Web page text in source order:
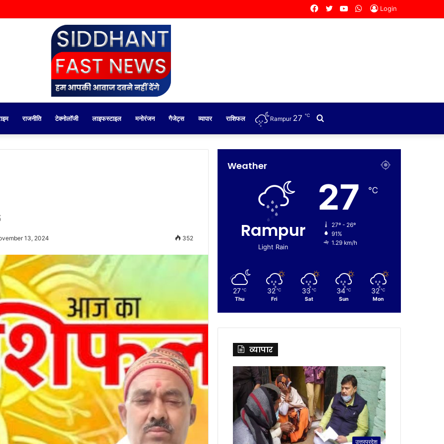
Login
WhatsApp
YouTube
Twitter
Facebook
राजनीति टेक्नोलॉजी लाइफस्टाइल मनोरंजन गैजेट्स व्यापार राशिफल
for
Rampur 27 ℃
13, 2024 352
Weather
Rampur
Light Rain
27 ℃
27º - 26º
91%
1.29 km/h
27 ℃
Thu
32 ℃
Fri
33 ℃
Sat
34 ℃
Sun
32 ℃
Mon
व्यापार
उत्तरप्रदेश